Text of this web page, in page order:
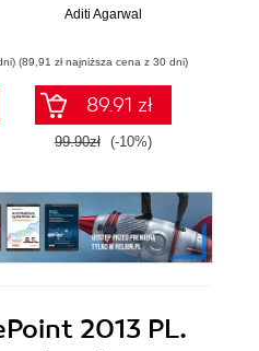
Aditi Agarwal
(89,91 zł najniższa cena z 30 dni)
89.91 zł
99.90zł (-10%)
2013 PL.